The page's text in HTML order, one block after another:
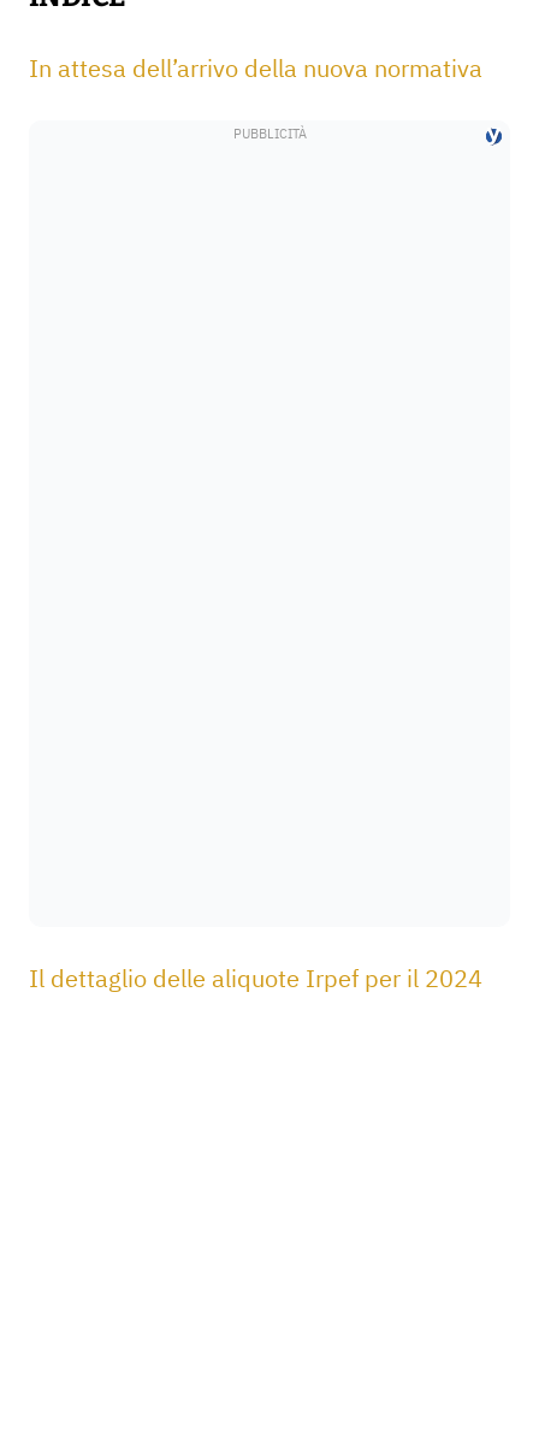
In attesa dell’arrivo della nuova normativa
Il dettaglio delle aliquote Irpef per il 2024